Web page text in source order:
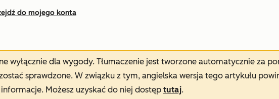
do mojego konta
wyłącznie dla wygody. Tłumaczenie jest tworzone automatycznie za
sprawdzone. W związku z tym, angielska wersja tego artykułu
Możesz uzyskać do niej dostęp tutaj.